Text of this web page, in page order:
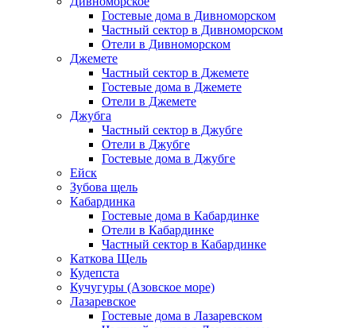
Гостевые дома в Дивноморском
Частный сектор в Дивноморском
Отели в Дивноморском
Джемете
Частный сектор в Джемете
Гостевые дома в Джемете
Отели в Джемете
Джубга
Частный сектор в Джубге
Отели в Джубге
Гостевые дома в Джубге
Ейск
Зубова щель
Кабардинка
Гостевые дома в Кабардинке
Отели в Кабардинке
Частный сектор в Кабардинке
Каткова Щель
Кудепста
Кучугуры (Азовское море)
Лазаревское
Гостевые дома в Лазаревском